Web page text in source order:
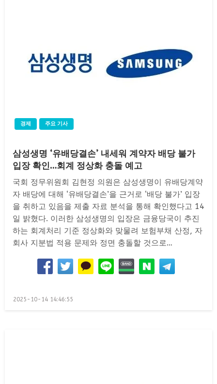
경제 주요 기사
삼성생명 ‘유배당결손’ 내세워 계약자 배당 불가
입장 확인…회계 정상화 충돌 예고
국회 정무위원회 김현정 의원은 삼성생명이 유배당계약
자 배당에 대해 ‘유배당결손’을 근거로 ‘배당 불가’ 입장
을 취하고 있음을 제출 자료 분석을 통해 확인했다고 14
일 밝혔다. 이러한 삼성생명의 입장은 금융당국이 추진
하는 회계처리 기준 정상화와 맞물려 보험부채 산정, 자
회사 지분법 적용 문제와 정면 충돌할 것으로…
Posted
2025-10-14 14:46:55